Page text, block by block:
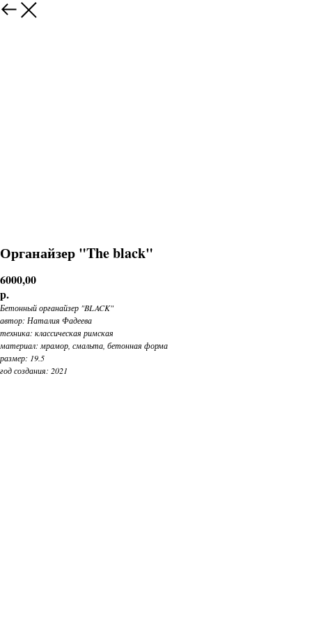
Органайзер "The black"
6000,00
р.
Бетонный органайзер "BLACK"
автор: Наталия Фадеева
техника: классическая римская
материал: мрамор, смальта, бетонная форма
размер: 19.5
год создания: 2021